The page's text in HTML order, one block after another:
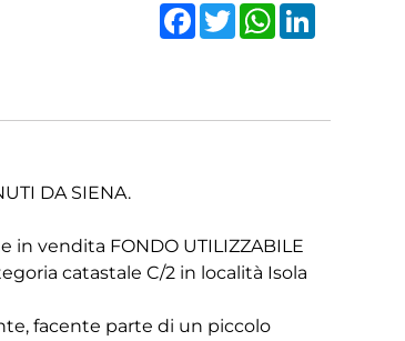
Facebook
TwitterWhatsApp
LinkedIn
DA SIENA.
in vendita FONDO UTILIZZABILE
catastale C/2 in località Isola
facente parte di un piccolo